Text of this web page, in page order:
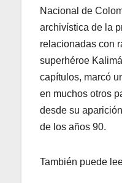
Nacional de
archivística de la
relacionadas con
superhéroe
capítulos, marcó
en muchos otros
desde su
de los años 90.
También puede